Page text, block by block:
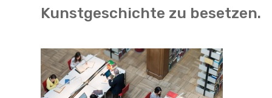
Kunstgeschichte zu besetzen.